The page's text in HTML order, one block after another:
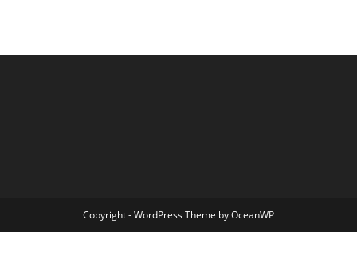
Copyright - WordPress Theme by OceanWP